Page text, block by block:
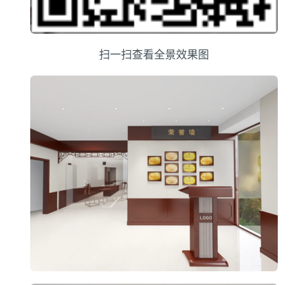
扫一扫查看全景效果图